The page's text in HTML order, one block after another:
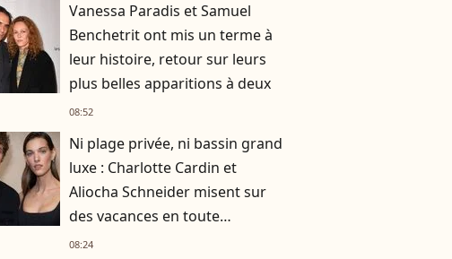
Vanessa Paradis et Samuel
Benchetrit ont mis un terme à
leur histoire, retour sur leurs
plus belles apparitions à deux
08:52
Ni plage privée, ni bassin grand
luxe : Charlotte Cardin et
Aliocha Schneider misent sur
des vacances en toute
simplicité
08:24